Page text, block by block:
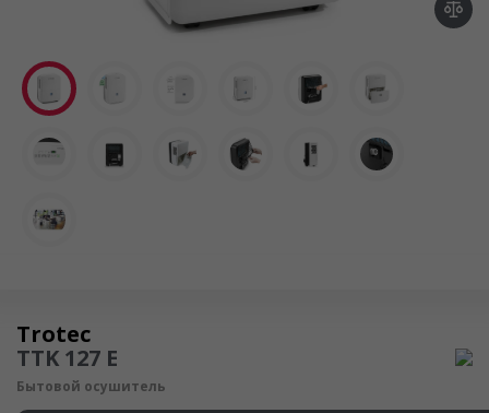
Осушитель воздуха
Trotec
TTK 127 E
Бытовой осушитель